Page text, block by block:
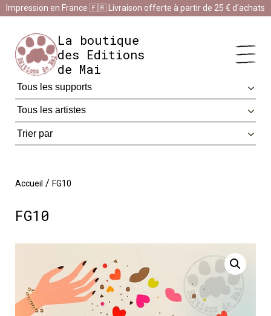
Impression en France 🇫🇷 Livraison offerte à partir de 25 € d'achats
La boutique
des Editions
de Mai
Accueil / FG10
FG10
Impression en France 🇫🇷 Livraison offerte à partir de 25 €
Panneau de gestion des cookies